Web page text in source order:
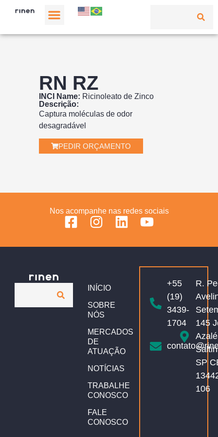
RN RZ
INCI Name: Ricinoleato de Zinco
Descrição:
Captura moléculas de odor
desagradável
PEDIR ORÇAMENTO
Nos acompanhe nas redes sociais
INÍCIO
SOBRE
NÓS
MERCADOS
DE
ATUAÇÃO
NOTÍCIAS
TRABALHE
CONOSCO
FALE
CONOSCO
+55
(19)
3439-
1704
R.
145
SP
106